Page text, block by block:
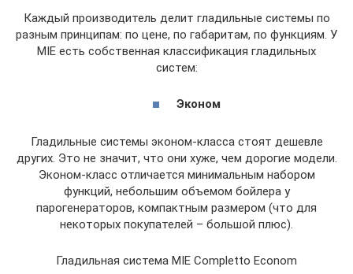
Каждый производитель делит гладильные системы по
разным принципам: по цене, по габаритам, по функциям. У
MIE есть собственная классификация гладильных
систем:
Эконом
Гладильные системы эконом-класса стоят дешевле
других. Это не значит, что они хуже, чем дорогие модели.
Эконом-класс отличается минимальным набором
функций, небольшим объемом бойлера у
парогенераторов, компактным размером (что для
некоторых покупателей – большой плюс).
Гладильная система MIE Completto Econom